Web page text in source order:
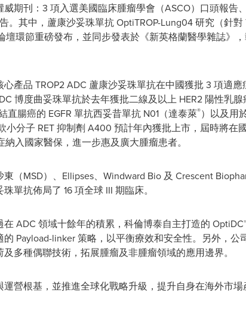
期刊：3 項入選美國臨床腫瘤學會（ASCO）口頭報告
其中，蘆康沙妥珠單抗 OptiTROP-Lung04 研究（針對
壇環節重磅發布，並同步發表於《新英格蘭醫學雜誌》
產品 TROP2 ADC 蘆康沙妥珠單抗在中國獲批 3 項適應
博度曲妥珠單抗於去年獲批二線及以上 HER2 陽性乳
腸癌的 EGFR 單抗西妥昔單抗 N01（達泰萊®）以及用
小分子 RET 抑制劑 A400 預計年內獲批上市，屆時將在
入國家醫保，進一步惠及廣大腫瘤患者。
（MSD）、Ellipses、Windward Bio 及 Crescent
珠單抗佈局了 16 項全球 III 期臨床。
ADC 領域十餘年的積累，科倫博泰自主打造的
Payload-linker 策略，以平衡療效和安全性。另外，公
多種偶聯技術，拓展腫瘤及非腫瘤領域的應用邊界。
營根基，並推進全球化戰略升級，提升自身在海外市場